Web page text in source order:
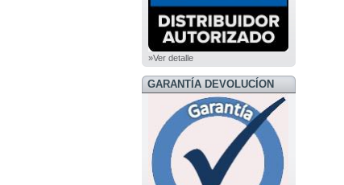
»Ver detalle
GARANTÍA DEVOLUCÍON